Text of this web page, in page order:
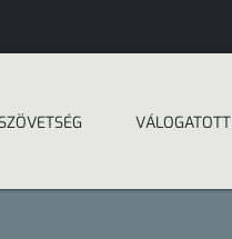
VÁLOGATOTT